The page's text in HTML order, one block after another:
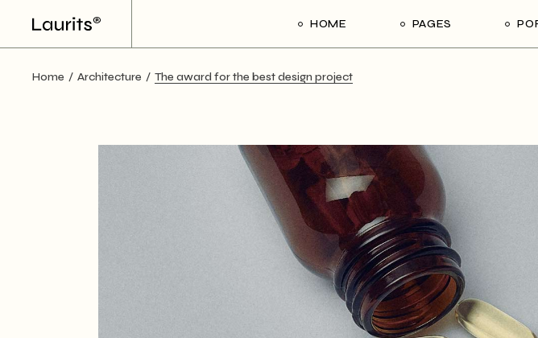
content
HOME PAGES
Contact Us
Home Architecture The award for the best design project